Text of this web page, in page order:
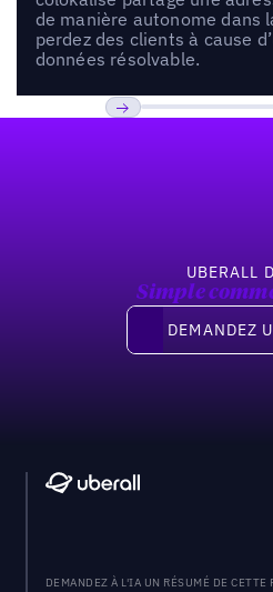
de manière autonome dans
perdez des clients à cause
données résolvable.
UBERALL
Simple
Demandez une
DEMANDEZ
DEMANDEZ À L'IA UN RÉSUMÉ DE CETTE